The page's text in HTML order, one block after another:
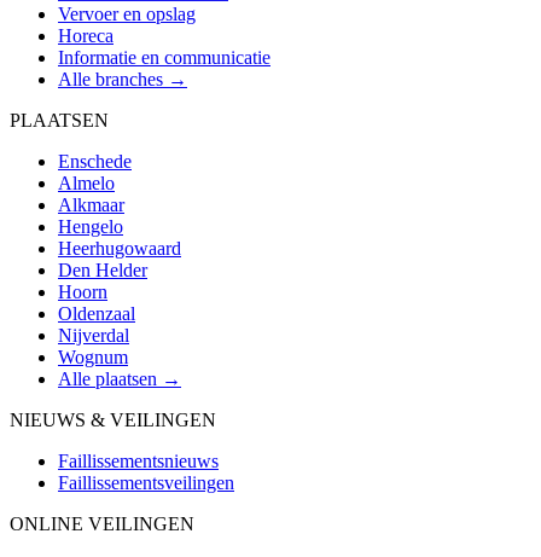
Vervoer en opslag
Horeca
Informatie en communicatie
Alle branches →
PLAATSEN
Enschede
Almelo
Alkmaar
Hengelo
Heerhugowaard
Den Helder
Hoorn
Oldenzaal
Nijverdal
Wognum
Alle plaatsen →
NIEUWS & VEILINGEN
Faillissementsnieuws
Faillissementsveilingen
ONLINE VEILINGEN